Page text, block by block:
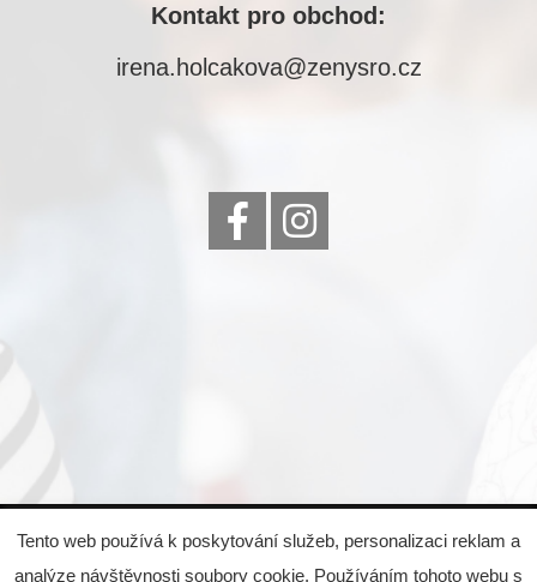
Kontakt pro obchod:
irena.holcakova@zenysro.cz
© 2022 Eva Čejková, všechna práva vyhrazena,
Tento web používá k poskytování služeb, personalizaci reklam a
analýze návštěvnosti soubory cookie. Používáním tohoto webu s